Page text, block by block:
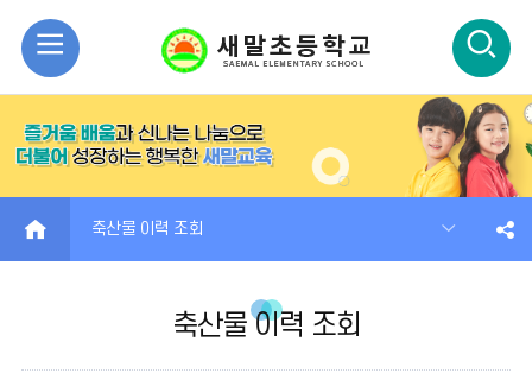
모
바
일
메
뉴
검
색
열
기
HOME 축산물 이력 조회
축산물 이력 조회